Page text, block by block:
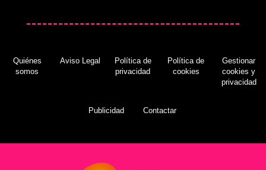
Quiénes
somos
Aviso Legal
Política de
privacidad
Política de
cookies
Gestionar
cookies y
privacidad
Publicidad Contactar